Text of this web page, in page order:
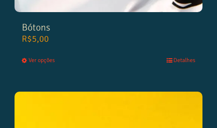
Bótons
R$5,00
Ver opções Detalhes